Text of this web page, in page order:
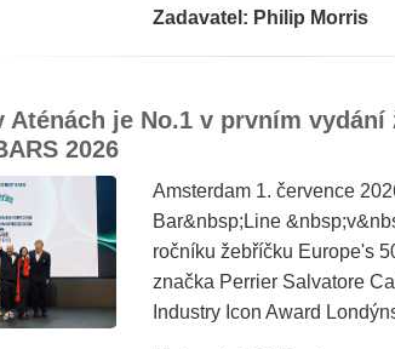
Zadavatel: Philip Morris
Aténách je No.1 v prvním vydání
2026
Amsterdam 1. července
Bar&nbsp;Line
ročníku žebříčku Europe's
značka Perrier Salvatore
Industry Icon Award